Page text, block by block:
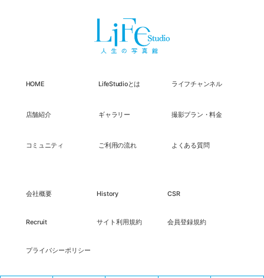
HOME LifeStudioとは ライフチャンネル
店舗紹介 ギャラリー 撮影プラン・料金
コミュニティ ご利用の流れ よくある質問
会社概要 History CSR
Recruit サイト利用規約 会員登録規約
プライバシーポリシー